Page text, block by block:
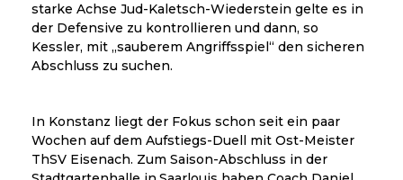
starke Achse Jud-Kaletsch-Wiederstein gelte es in
der Defensive zu kontrollieren und dann, so
Kessler, mit „sauberem Angriffsspiel“ den sicheren
Abschluss zu suchen.
In Konstanz liegt der Fokus schon seit ein paar
Wochen auf dem Aufstiegs-Duell mit Ost-Meister
ThSV Eisenach. Zum Saison-Abschluss in der